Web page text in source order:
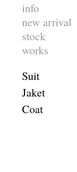
info
new arrival
stock
works
Suit
Jaket
Coat